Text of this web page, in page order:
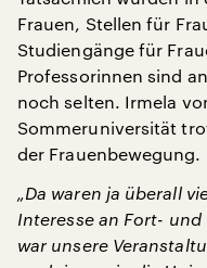
Frauen, Stellen für
Studiengänge für
Professorinnen sind
noch selten. Irmela
Sommeruniversität
der Frauenbewegung.
„Da waren ja überall
Interesse an Fort-
war unsere